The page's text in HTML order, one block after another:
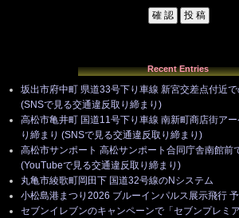
Recent Entries
坂出市府中町 県道33号下り車線 新宮交差点付近
(SNSで見る交通違反取り締まり)
高松市亀井町 国道11号下り車線 南新町商店街ア
り締まり (SNSで見る交通違反取り締まり)
高松市サンポート 高松サンポート合同庁舎南館前
(YouTubeで見る交通違反取り締まり)
丸亀市綾歌町岡田下 国道32号線のNシステム
小松島港まつり2026 ブルーインパルス展示飛行
セブンイレブンのキャンペーンで「セブンプレミ